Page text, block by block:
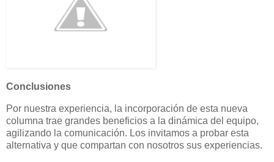
Conclusiones
Por nuestra experiencia, la incorporación de esta nueva
columna trae grandes beneficios a la dinámica del equipo,
agilizando la comunicación. Los invitamos a probar esta
alternativa y que compartan con nosotros sus experiencias.